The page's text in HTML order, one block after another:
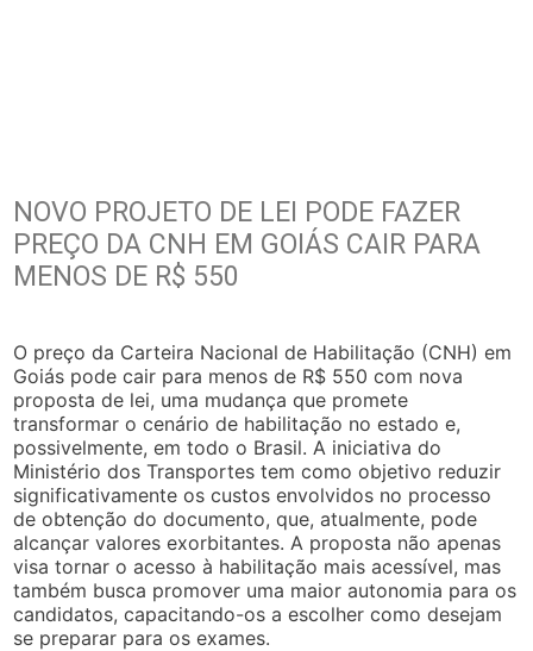
NOVO PROJETO DE LEI PODE FAZER
PREÇO DA CNH EM GOIÁS CAIR PARA
MENOS DE R$ 550
O preço da Carteira Nacional de Habilitação (CNH) em
Goiás pode cair para menos de R$ 550 com nova
proposta de lei, uma mudança que promete
transformar o cenário de habilitação no estado e,
possivelmente, em todo o Brasil. A iniciativa do
Ministério dos Transportes tem como objetivo reduzir
significativamente os custos envolvidos no processo
de obtenção do documento, que, atualmente, pode
alcançar valores exorbitantes. A proposta não apenas
visa tornar o acesso à habilitação mais acessível, mas
também busca promover uma maior autonomia para os
candidatos, capacitando-os a escolher como desejam
se preparar para os exames.